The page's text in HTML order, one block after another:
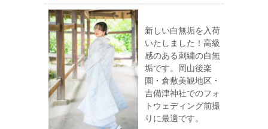
新しい白無垢を入荷
いたしました！高級
感のある刺繍の白無
垢です。岡山後楽
園・倉敷美観地区・
吉備津神社でのフォ
トウェディング前撮
りに最適です。